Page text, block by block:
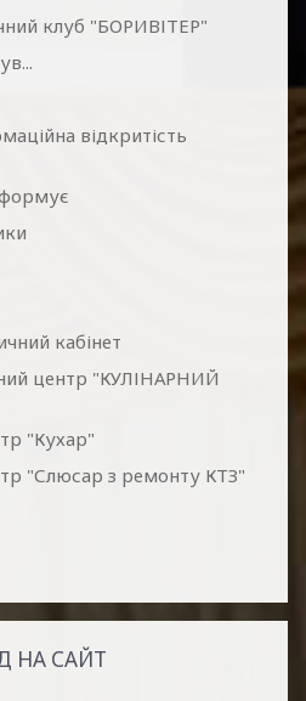
клуб "БОРИВІТЕР"
відкритість
кабінет
центр "КУЛІНАРНИЙ
"Кухар"
"Слюсар з ремонту КТЗ"
НА САЙТ